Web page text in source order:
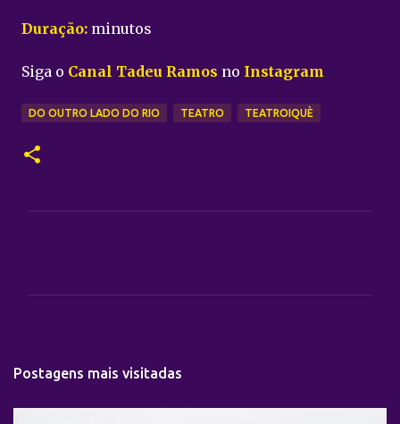
Duração: minutos
Siga o Canal Tadeu Ramos no Instagram
DO OUTRO LADO DO RIO TEATRO TEATROIQUÈ
r
Postagens mais visitadas